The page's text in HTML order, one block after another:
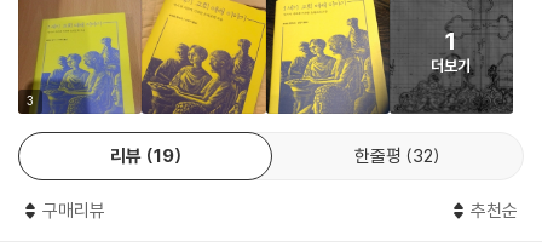
“루시아, 루시아”하고 아이들이 그의 이름을 불렀다. 그러자 그는 짐짓 겁
먹은 듯 말했다. “그래, 그래, 야만인들이 벌써 로마에 쳐들어왔다는 말은
하지 말거라!” 그는 아이들에게 인기가 있는 게 분명했고, 그 역시아이들
을 보는 게 즐거워 보였다. 그는 다정하게 사내아이들의 머리를 쓰다듬고,
소녀들에게는 옷차림새를 칭찬해 주었다. (소녀들은 느슨한 블라우스에
발목까지 오는 흰색숄을, 사내아이들은 나이에 어울리게 허리띠를 졸라맨
짧은 옷을 입었다.) 나는 곧 종의 주인을 소개 받았다. 그의 이름은 아리스
도불로였고, 비교적 고위직에 있는 공무원이었다. 그가 하는 일에 대해 그
질문을 하고 그래서 토론이 벌어지고, 기도제목이 생각나면 함께 기도하
고, 아기가 울면 잠시 쉬는 열려 있는 역동적인 교회 말이다.”
- 이원석(문
화비평가)
“역사 정보를 바탕으로 소설화한 이 책은 초대교회가 어땠는지를 생생하
게 엿보게 한다. 나는 이 책을 많은 사람들에게 선물했는데, 읽은 사람들은
기 그리스도인들이 어떻게 교회였는지가 궁금하다면 반드시 이 책을 읽어
3
1
더보기
리뷰 19 한줄평 32
구매리뷰 추천순